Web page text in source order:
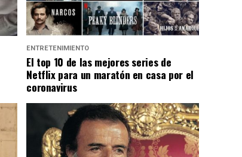
ENTRETENIMIENTO
El top 10 de las mejores series de
Netflix para un maratón en casa por el
coronavirus